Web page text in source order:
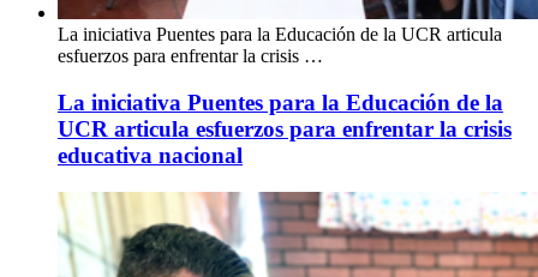
La iniciativa Puentes para la Educación de la UCR articula
esfuerzos para enfrentar la crisis …
La iniciativa Puentes para la Educación de la
UCR articula esfuerzos para enfrentar la crisis
educativa nacional